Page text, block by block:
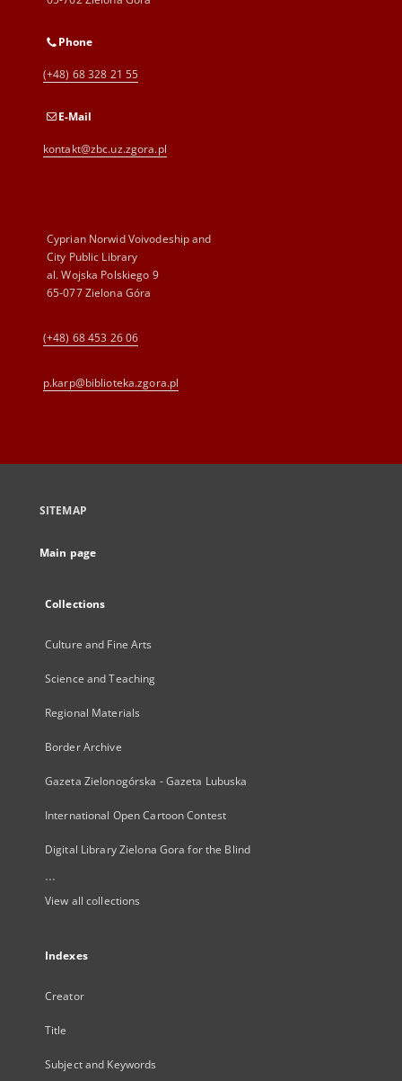
Phone
(+48) 68 328 21 55
E-Mail
kontakt@zbc.uz.zgora.pl
Cyprian Norwid Voivodeship and
City Public Library
al. Wojska Polskiego 9
65-077 Zielona Góra
(+48) 68 453 26 06
p.karp@biblioteka.zgora.pl
SITEMAP
Main page
Collections
Culture and Fine Arts
Science and Teaching
Regional Materials
Border Archive
Gazeta Zielonogórska - Gazeta Lubuska
International Open Cartoon Contest
Digital Library Zielona Gora for the Blind
...
View all collections
Indexes
Creator
Title
Subject and Keywords